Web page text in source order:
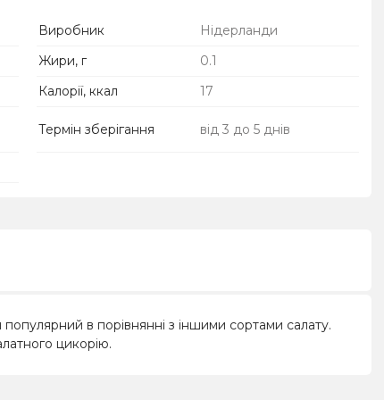
Виробник
Нідерланди
Жири, г
0.1
Калорії, ккал 17
Термін зберігання від 3 до 5 днів
в порівнянні з іншими сортами салату.
цикорію.